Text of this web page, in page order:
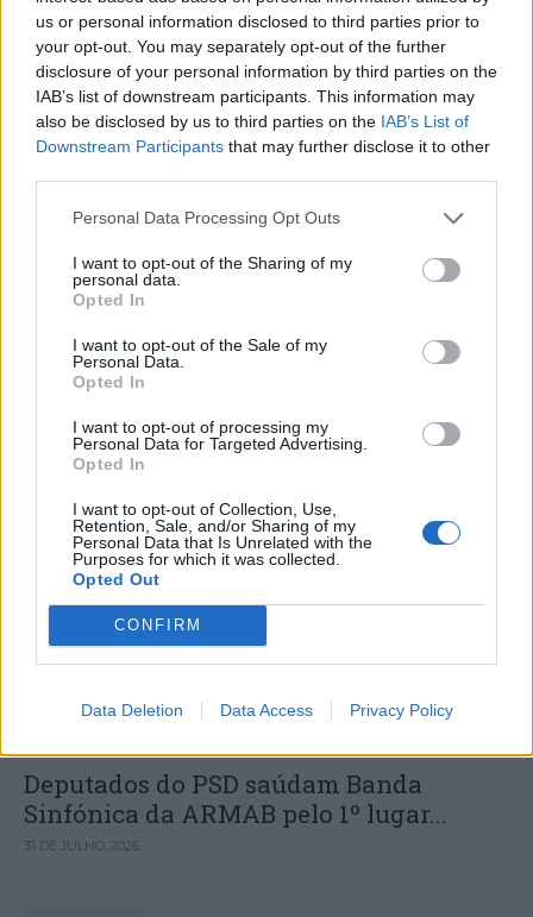
us or personal information disclosed to third parties prior to
your opt-out. You may separately opt-out of the further
disclosure of your personal information by third parties on the
IAB’s list of downstream participants. This information may
also be disclosed by us to third parties on the IAB’s List of
Downstream Participants that may further disclose it to other
Personal Data Processing Opt Outs
I want to opt-out of the Sharing of my
personal data.
Opted In
I want to opt-out of the Sale of my
Personal Data.
Opted In
I want to opt-out of processing my
Personal Data for Targeted Advertising.
Opted In
I want to opt-out of Collection, Use,
Retention, Sale, and/or Sharing of my
Personal Data that Is Unrelated with the
Purposes for which it was collected.
Opted Out
CONFIRM
Data Deletion Data Access Privacy Policy
Capacita Jovem de Poiares aproxima
Colheita de sangue regressa ao
Hospital Sousa Martins durante o mês
de agosto
DESTAQUES
Deputados do PSD saúdam Banda
Sinfónica da ARMAB pelo 1º lugar...
31 DE JULHO, 2026